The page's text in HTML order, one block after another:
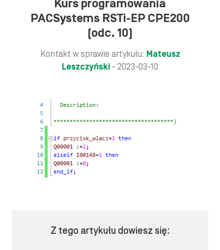
Kurs programowania
PACSystems RSTi-EP CPE200
(odc. 10)
Kontakt w sprawie artykułu: Mateusz
Leszczyński - 2023-03-10
Z tego artykułu dowiesz się: